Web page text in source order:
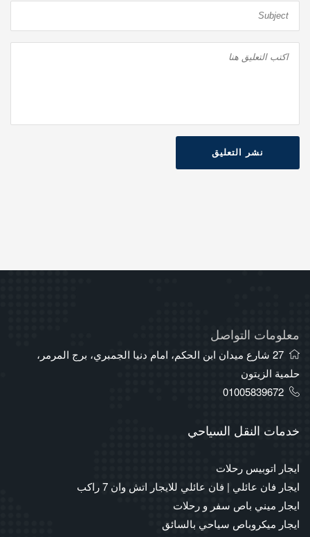
نشر التعليق
معلومات التواصل
27 شارع ميدان ابن الحكم، امام دنيا الجمبري، برج المرمر،
حلمية الزيتون
01005839672
خدمات النقل السياحي
ايجار اتوبيس رحلات
ايجار فان عائلي | فان عائلي للايجار اتش وان 7 راكب
ايجار ميني باص سفر و رحلات
ايجار ميكروباص سياحي بالسائق